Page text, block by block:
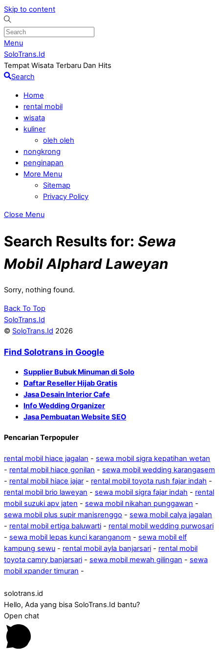
Skip to content
Menu
SoloTrans.Id
Tempat Wisata Terbaru Dan Hits
Search
Home
rental mobil
wisata
kuliner
oleh oleh
nongkrong
penginapan
More Menu
Sitemap
Privacy Policy
Close Menu
Search Results for: Sewa
Mobil Alphard Laweyan
Sorry, nothing found.
Back To Top
SoloTrans.Id
© SoloTrans.Id 2026
Find Solotrans in Google
Supplier Bubuk Minuman di Solo
Daftar Reseller Hijab Gratis
Jasa Desain Interior Cafe
Info Wedding Organizer
Jasa Pembuatan Website SEO
Pencarian Terpopuler
rental mobil hiace jagalan - sewa mobil sigra kepatihan wetan
- rental mobil hiace gonilan - sewa mobil wedding karangasem
- rental mobil hiace jajar - rental mobil toyota rush fajar indah -
rental mobil brio laweyan - sewa mobil sigra fajar indah - rental
mobil suzuki apv jaten - sewa mobil nikahan punggawan -
sewa mobil plus supir manisrenggo - sewa mobil calya jagalan
- rental mobil ertiga baluwarti - rental mobil wedding purwosari
- sewa mobil lepas kunci karanganom - sewa mobil elf
kampung sewu - rental mobil ayla banjarsari - rental mobil
toyota camry banjarsari - sewa mobil mewah gilingan - sewa
mobil xpander timuran -
solotrans.id
Hello, Ada yang bisa SoloTrans.Id bantu?
Open chat